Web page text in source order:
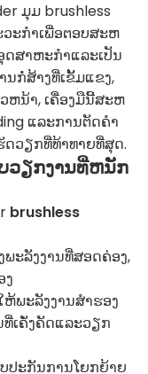
ມຸມ brushless
ະກໍາເພື່ອຕອບສະຫ
ດສາຫະກໍາແລະເປັນ
ກໍ່ສ້າງທີ່ເຂັ້ມແຂງ,
ຫນ້າ, ເຄື່ອງມືນີ້ສະຫ
ແລະການຕັດຄໍາ
ວຽກທີ່ທ້າທາຍທີ່ສຸດ.
ວຽກງານທີ່ຫນັກ
brushless
ະລັງງານທີ່ສອດຄ່ອງ,
ງ
ພະ​ລັງ​ງານ​ສໍາ​ຮອງ​
ເຄັ່ງ​ຄັດ​ແລະ​ວຽກ​
ປະກັນການໂຍກຍ້າຍ